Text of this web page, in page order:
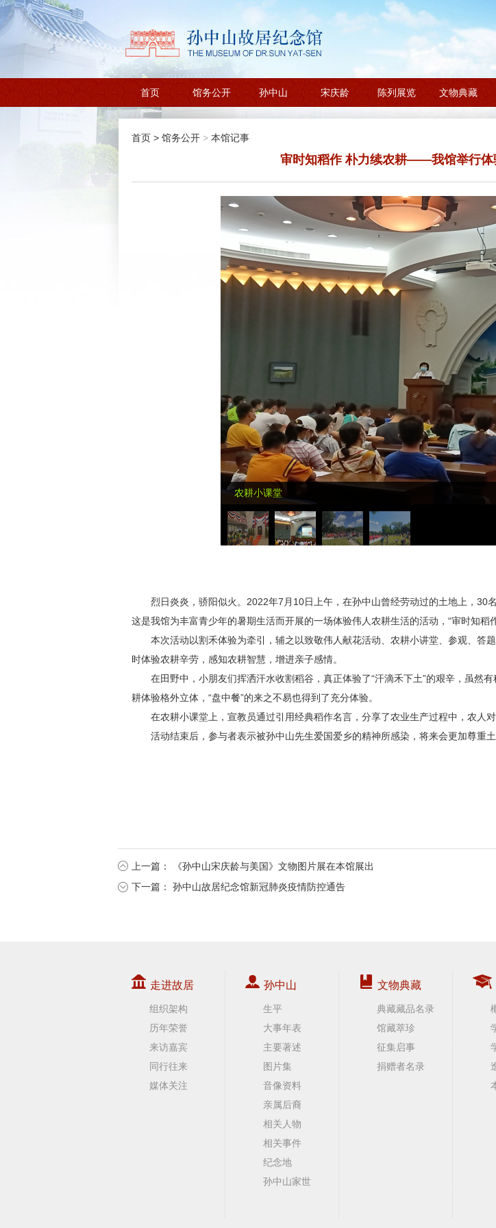
首页 馆务公开 孙中山 宋庆龄 陈列展览 文物典藏
首页 > 馆务公开 > 本馆记事
审时知稻作 朴力续农耕——我馆举行体
农耕小课堂
烈日炎炎，骄阳似火。2022年7月10日上午，在孙中山曾经劳动过的土地上，30
这是我馆为丰富青少年的暑期生活而开展的一场体验伟人农耕生活的活动，“审时知稻
本次活动以割禾体验为牵引，辅之以致敬伟人献花活动、农耕小讲堂、参观、答
时体验农耕辛劳，感知农耕智慧，增进亲子感情。
在田野中，小朋友们挥洒汗水收割稻谷，真正体验了“汗滴禾下土”的艰辛，虽然
耕体验格外立体，“盘中餐”的来之不易也得到了充分体验。
在农耕小课堂上，宣教员通过引用经典稻作名言，分享了农业生产过程中，农人
活动结束后，参与者表示被孙中山先生爱国爱乡的精神所感染，将来会更加尊重
上一篇：
《孙中山宋庆龄与美国》文物图片展在本馆展出
下一篇： 孙中山故居纪念馆新冠肺炎疫情防控通告
走进故居
组织架构
历年荣誉
来访嘉宾
同行往来
媒体关注
孙中山
生平
大事年表
主要著述
图片集
音像资料
亲属后裔
相关人物
相关事件
纪念地
孙中山家世
文物典藏
典藏藏品名录
馆藏萃珍
征集启事
捐赠者名录